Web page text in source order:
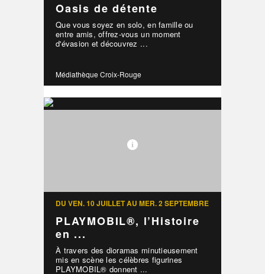
Oasis de détente
Que vous soyez en solo, en famille ou
entre amis, offrez-vous un moment
d'évasion et découvrez ...
Médiathèque Croix-Rouge
DU VEN. 10 JUILLET AU MER. 2 SEPTEMBRE
PLAYMOBIL®, l’Histoire
en ...
À travers des dioramas minutieusement
mis en scène les célèbres figurines
PLAYMOBIL® donnent ...